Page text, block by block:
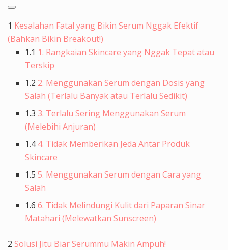
1 Kesalahan Fatal yang Bikin Serum Nggak Efektif
(Bahkan Bikin Breakout!)
1.1 1. Rangkaian Skincare yang Nggak Tepat atau
Terskip
1.2 2. Menggunakan Serum dengan Dosis yang
Salah (Terlalu Banyak atau Terlalu Sedikit)
1.3 3. Terlalu Sering Menggunakan Serum
(Melebihi Anjuran)
1.4 4. Tidak Memberikan Jeda Antar Produk
Skincare
1.5 5. Menggunakan Serum dengan Cara yang
Salah
1.6 6. Tidak Melindungi Kulit dari Paparan Sinar
Matahari (Melewatkan Sunscreen)
2 Solusi Jitu Biar Serummu Makin Ampuh!